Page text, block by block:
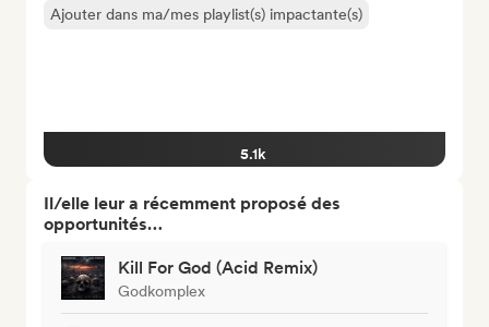
Ajouter dans ma/mes playlist(s) impactante(s)
5.1k
Il/elle leur a récemment proposé des
opportunités…
Kill For God (Acid Remix)
Godkomplex